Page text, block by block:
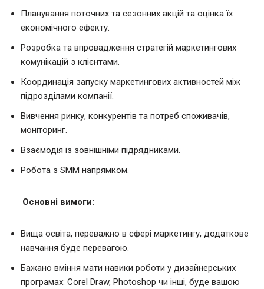
Планування поточних та сезонних акцій та оцінка їх
економічного ефекту.
Розробка та впровадження стратегій маркетингових
комунікацій з клієнтами.
Координація запуску маркетингових активностей між
підрозділами компанії.
Вивчення ринку, конкурентів та потреб споживачів,
моніторинг.
Взаємодія із зовнішніми підрядниками.
Робота з SMM напрямком.
Основні вимоги:
Вища освіта, переважно в сфері маркетингу, додаткове
навчання буде перевагою.
Бажано вміння мати навики роботи у дизайнерських
програмах: Corel Draw, Photoshop чи інші, буде вашою